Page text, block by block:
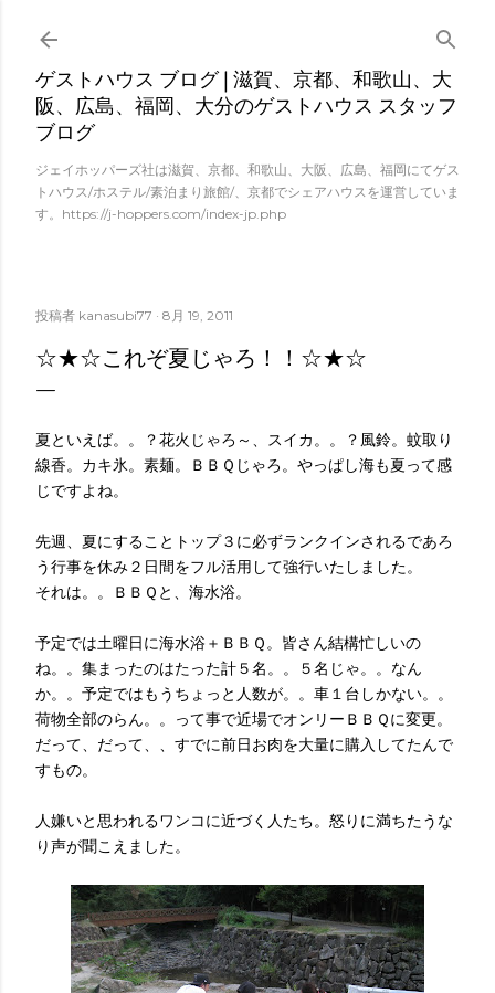
スキップしてメイン コンテンツに移動
ゲストハウス ブログ | 滋賀、京都、和歌山、大
阪、広島、福岡、大分のゲストハウス スタッフ
ブログ
ジェイホッパーズ社は滋賀、京都、和歌山、大阪、広島、福岡にてゲス
トハウス/ホステル/素泊まり旅館/、京都でシェアハウスを運営していま
す。https://j-hoppers.com/index-jp.php
投稿者 kanasubi77 8月 19, 2011
☆★☆これぞ夏じゃろ！！☆★☆
夏といえば。。？花火じゃろ～、スイカ。。？風鈴。蚊取り
線香。カキ氷。素麺。ＢＢＱじゃろ。やっぱし海も夏って感
じですよね。
先週、夏にすることトップ３に必ずランクインされるであろ
う行事を休み２日間をフル活用して強行いたしました。
それは。。ＢＢＱと、海水浴。
予定では土曜日に海水浴＋ＢＢＱ。皆さん結構忙しいの
ね。。集まったのはたった計５名。。５名じゃ。。なん
か。。予定ではもうちょっと人数が。。車１台しかない。。
荷物全部のらん。。って事で近場でオンリーＢＢＱに変更。
だって、だって、、すでに前日お肉を大量に購入してたんで
すもの。
人嫌いと思われるワンコに近づく人たち。怒りに満ちたうな
り声が聞こえました。